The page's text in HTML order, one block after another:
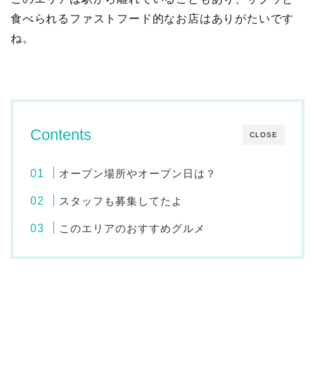
食べられるファストフード的なお店はありがたいです
ね。
CLOSE
Contents
オープン場所やオープン日は？
スタッフも募集してたよ
このエリアのおすすめグルメ